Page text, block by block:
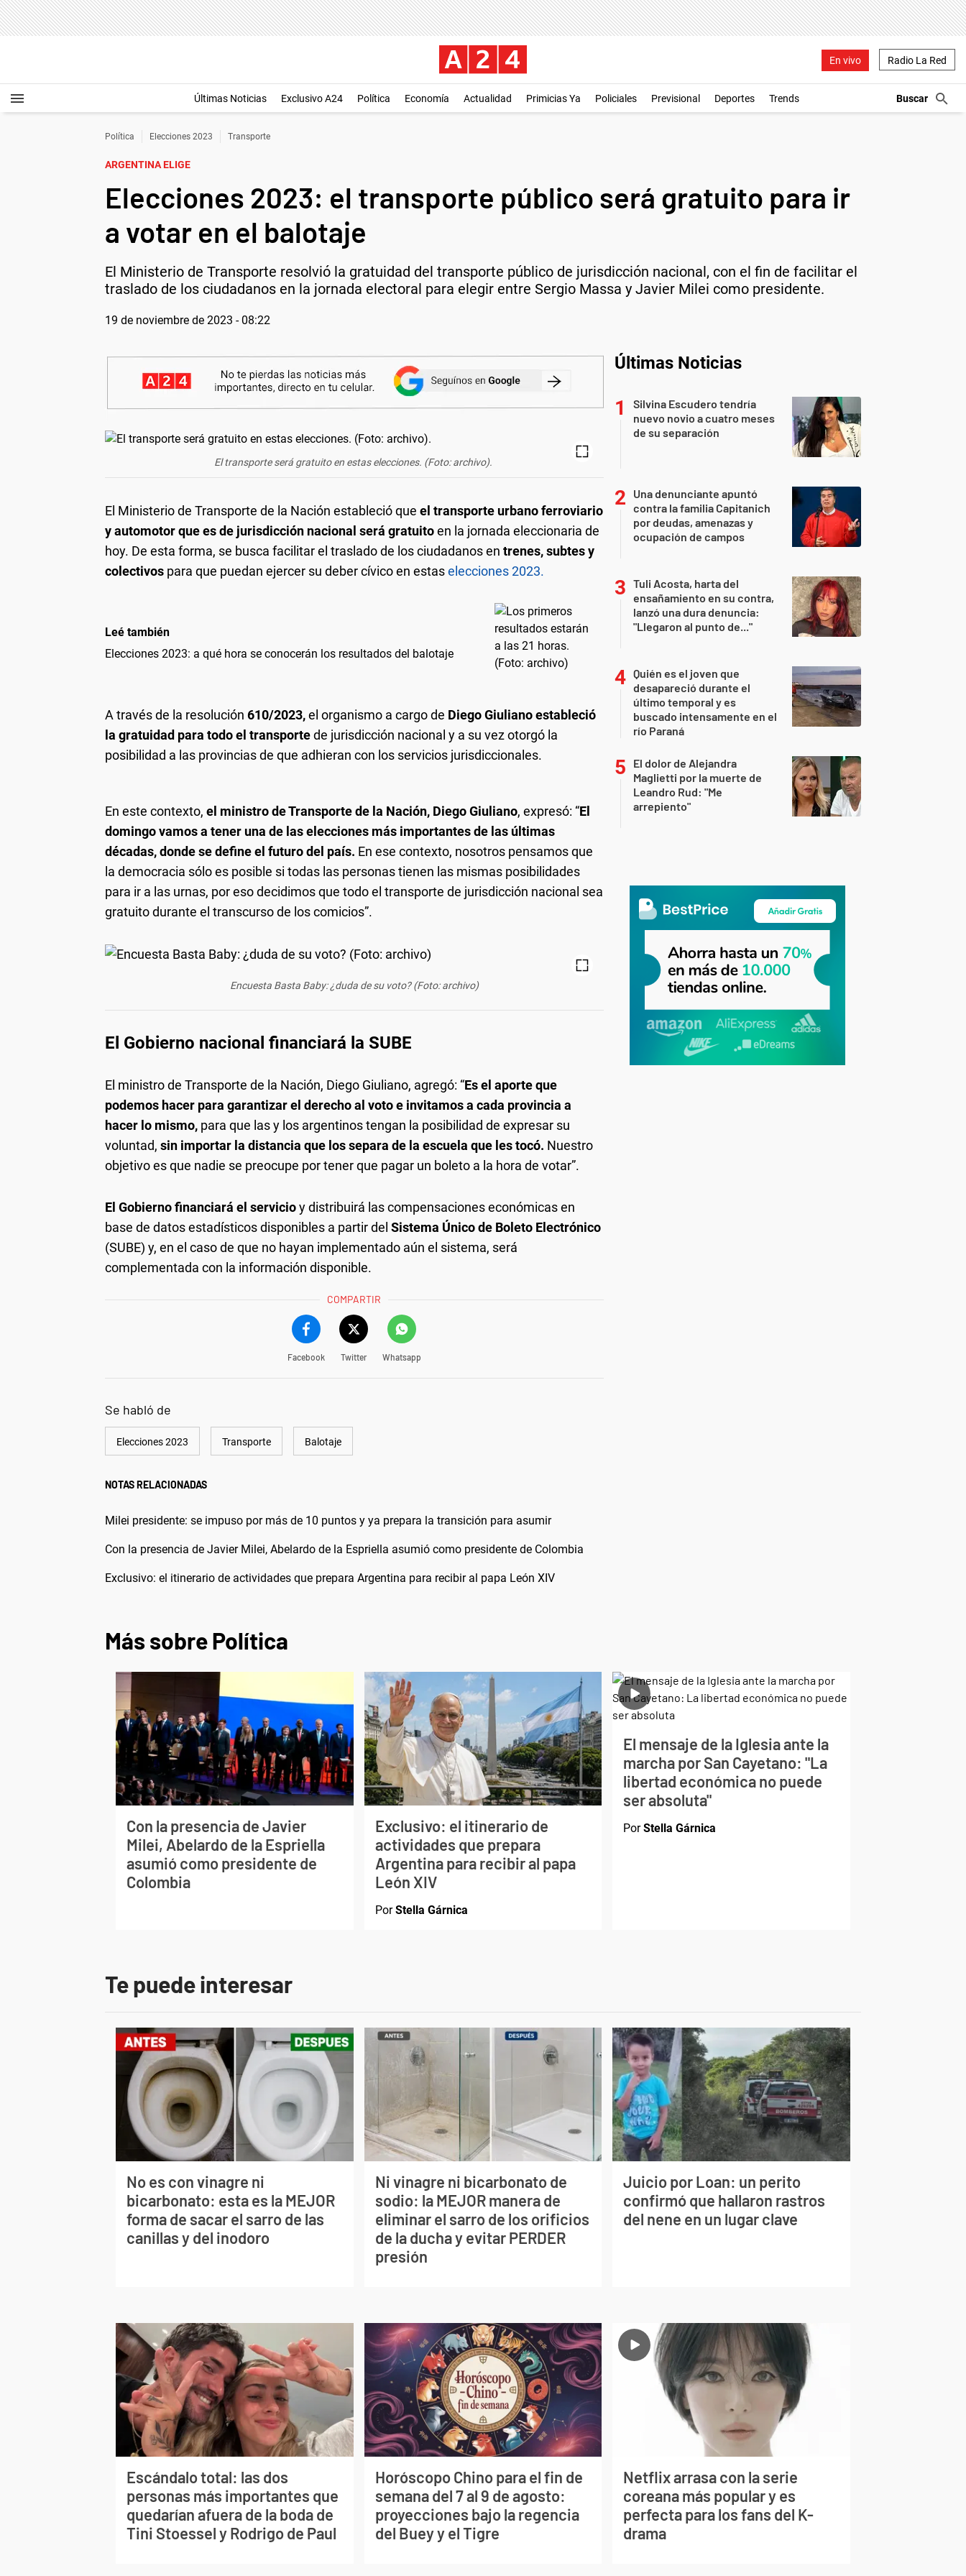
En vivo Radio La Red
Últimas Noticias Exclusivo A24 Política Economía Actualidad Primicias Ya Policiales Previsional Deportes Trends
Política Elecciones 2023 Transporte
ARGENTINA ELIGE
Elecciones 2023: el transporte público será gratuito para ir
a votar en el balotaje
El Ministerio de Transporte resolvió la gratuidad del transporte público de jurisdicción nacional, con el fin de facilitar el
traslado de los ciudadanos en la jornada electoral para elegir entre Sergio Massa y Javier Milei como presidente.
19 de noviembre de 2023 - 08:22
El transporte será gratuito en estas elecciones. (Foto: archivo).
El Ministerio de Transporte de la Nación estableció que el transporte urbano ferroviario
y automotor que es de jurisdicción nacional será gratuitoen la jornada eleccionaria de
hoy. De esta forma, se busca facilitar el traslado de los ciudadanos en trenes, subtes y
colectivos para que puedan ejercer su deber cívico en estaselecciones 2023.
Leé también
Elecciones 2023: a qué hora se conocerán los resultados del balotaje
A través de la resolución 610/2023,el organismo a cargo de Diego Giulianoestableció
la gratuidad para todo el transportede jurisdicción nacional y a su vez otorgó la
posibilidad a las provincias de que adhieran con los servicios jurisdiccionales.
En este contexto, el ministro de Transporte de la Nación, Diego Giuliano, expresó: “El
domingo vamos a tener una de las elecciones más importantes de las últimas
décadas, donde se define el futuro del país. En ese contexto, nosotros pensamos que
la democracia sólo es posible si todas las personas tienen las mismas posibilidades
para ir a las urnas, por eso decidimos que todo el transporte de jurisdicción nacional sea
gratuito durante el transcurso de los comicios”.
Encuesta Basta Baby: ¿duda de su voto? (Foto: archivo)
El Gobierno nacional financiará la SUBE
El ministro de Transporte de la Nación, Diego Giuliano, agregó: “Es el aporte que
podemos hacer para garantizar el derecho al voto e invitamos a cada provincia a
hacer lo mismo, para que las y los argentinos tengan la posibilidad de expresar su
voluntad, sin importar la distancia que los separa de la escuela que les tocó. Nuestro
objetivo es que nadie se preocupe por tener que pagar un boleto a la hora de votar”.
El Gobierno financiará el servicioy distribuirá las compensaciones económicas en
base de datos estadísticos disponibles a partir del Sistema Único de Boleto Electrónico
(SUBE) y, en el caso de que no hayan implementado aún el sistema, será
complementada con la información disponible.
COMPARTIR
Facebook Twitter Whatsapp
Se habló de
Elecciones 2023 Transporte Balotaje
NOTAS RELACIONADAS
Milei presidente: se impuso por más de 10 puntos y ya prepara la transición para asumir
Con la presencia de Javier Milei, Abelardo de la Espriella asumió como presidente de Colombia
Exclusivo: el itinerario de actividades que prepara Argentina para recibir al papa León XIV
Últimas Noticias
Silvina Escudero tendría
nuevo novio a cuatro meses
de su separación
Una denunciante apuntó
contra la familia Capitanich
por deudas, amenazas y
ocupación de campos
Tuli Acosta, harta del
ensañamiento en su contra,
lanzó una dura denuncia:
"Llegaron al punto de..."
Quién es el joven que
desapareció durante el
último temporal y es
buscado intensamente en el
río Paraná
El dolor de Alejandra
Maglietti por la muerte de
Leandro Rud: "Me
arrepiento"
Más sobre Política
Con la presencia de Javier
Milei, Abelardo de la Espriella
asumió como presidente de
Colombia
Exclusivo: el itinerario de
actividades que prepara
Argentina para recibir al papa
León XIV
PorStella Gárnica
El mensaje de la Iglesia ante la
marcha por San Cayetano: "La
libertad económica no puede
ser absoluta"
PorStella Gárnica
Te puede interesar
No es con vinagre ni
bicarbonato: esta es la MEJOR
forma de sacar el sarro de las
canillas y del inodoro
Ni vinagre ni bicarbonato de
sodio: la MEJOR manera de
eliminar el sarro de los orificios
de la ducha y evitar PERDER
presión
Juicio por Loan: un perito
confirmó que hallaron rastros
del nene en un lugar clave
Escándalo total: las dos
personas más importantes que
quedarían afuera de la boda de
Tini Stoessel y Rodrigo de Paul
Horóscopo Chino para el fin de
semana del 7 al 9 de agosto:
proyecciones bajo la regencia
del Buey y el Tigre
Netflix arrasa con la serie
coreana más popular y es
perfecta para los fans del K-
drama